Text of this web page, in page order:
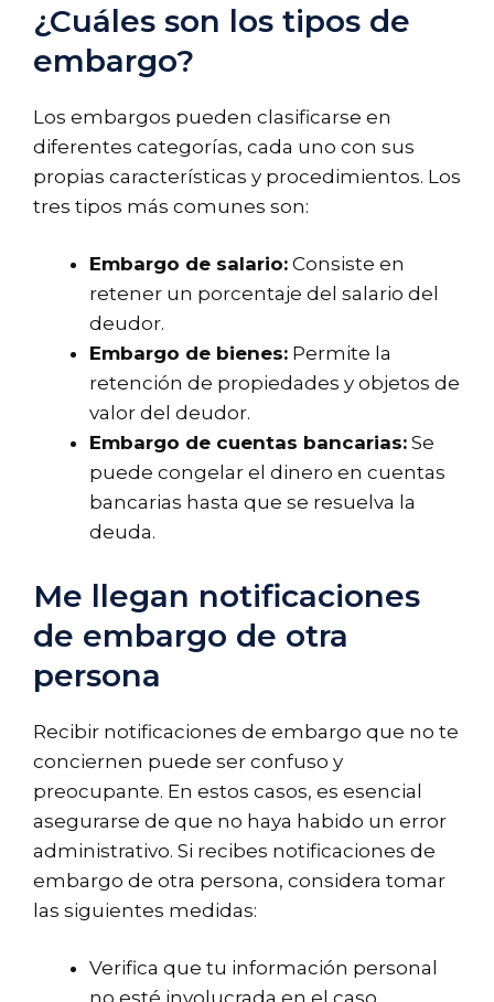
¿Cuáles son los tipos de
embargo?
Los embargos pueden clasificarse en
diferentes categorías, cada uno con sus
propias características y procedimientos. Los
tres tipos más comunes son:
Embargo de salario: Consiste en
retener un porcentaje del salario del
deudor.
Embargo de bienes: Permite la
retención de propiedades y objetos de
valor del deudor.
Embargo de cuentas bancarias: Se
puede congelar el dinero en cuentas
bancarias hasta que se resuelva la
deuda.
Me llegan notificaciones
de embargo de otra
persona
Recibir notificaciones de embargo que no te
conciernen puede ser confuso y
preocupante. En estos casos, es esencial
asegurarse de que no haya habido un error
administrativo. Si recibes notificaciones de
embargo de otra persona, considera tomar
las siguientes medidas:
Verifica que tu información personal